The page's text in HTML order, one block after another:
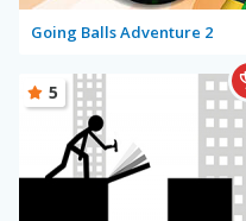
Going Balls Adventure 2
5